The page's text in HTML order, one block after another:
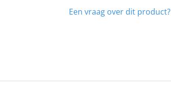
Een vraag over dit product?